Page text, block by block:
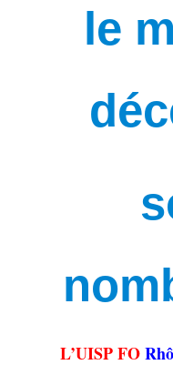
le
L’UISP FO